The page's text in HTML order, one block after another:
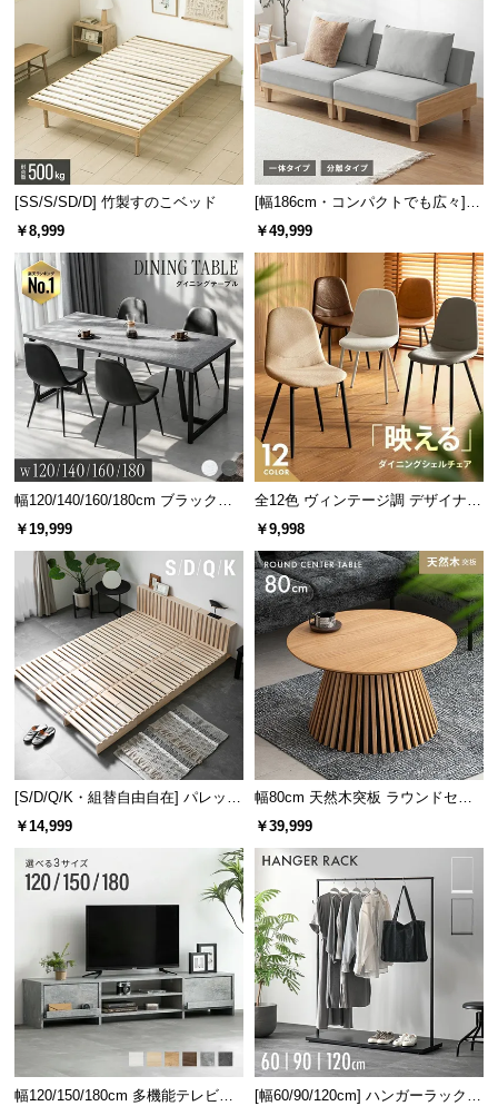
[SS/S/SD/D] 竹製すのこベッド
￥8,999
[幅186cm・コンパクトでも広々] 3
人掛けソファベッド リクライニン
￥49,999
幅120/140/160/180cm ブラックフ
レーム ダイニング 大理石調 4人掛
￥19,999
全12色 ヴィンテージ調 デザイナー
ズシェルチェア
￥9,998
[S/D/Q/K・組替自由自在] パレット
ベッド 8/12/16枚セット
￥14,999
幅80cm 天然木突板 ラウンドセン
ターテーブル 美しい格子デザイン
￥39,999
幅120/150/180cm 多機能テレビボ
[幅60/90/120cm] ハンガーラック